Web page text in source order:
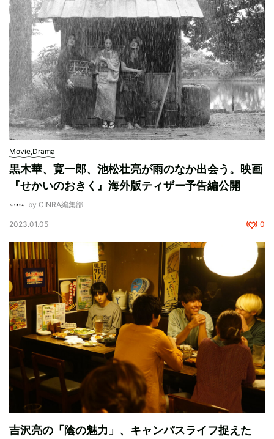
Movie,Drama
黒木華、寛一郎、池松壮亮が雨のなか出会う。映画
『せかいのおきく』海外版ティザー予告編公開
by CINRA編集部
2023.01.05 0
吉沢亮の「陰の魅力」、キャンパスライフ捉えた